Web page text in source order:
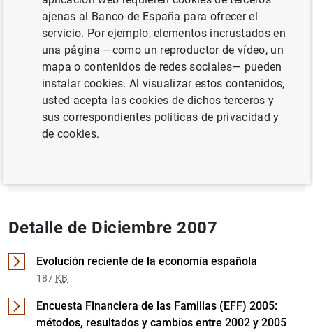
INSTITUCIONES FINANCIERAS, BANCOS
SITUACIÓN ECONÓMICA
Documento completo
Detalle de Diciembre 2007
Evolución reciente de la economía española
187 KB
Encuesta Financiera de las Familias (EFF) 2005:
métodos, resultados y cambios entre 2002 y 2005
ajenas al Banco de España para ofrecer el
servicio. Por ejemplo, elementos incrustados en
una página —como un reproductor de vídeo, un
mapa o contenidos de redes sociales— pueden
instalar cookies. Al visualizar estos contenidos,
usted acepta las cookies de dichos terceros y
sus correspondientes políticas de privacidad y
de cookies.